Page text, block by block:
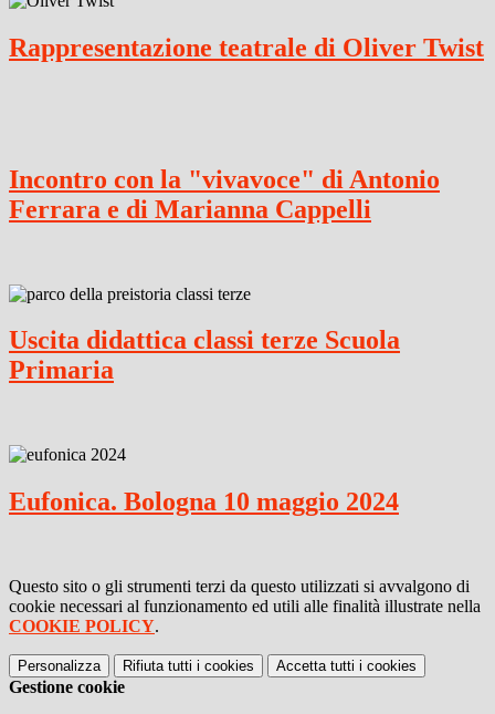
Rappresentazione teatrale di Oliver Twist
Incontro con la "vivavoce" di Antonio
Ferrara e di Marianna Cappelli
Uscita didattica classi terze Scuola
Primaria
Eufonica. Bologna 10 maggio 2024
Questo sito o gli strumenti terzi da questo utilizzati si avvalgono di
cookie necessari al funzionamento ed utili alle finalità illustrate nella
COOKIE POLICY.
Personalizza Rifiuta tutti i cookies Accetta tutti i cookies
Gestione cookie